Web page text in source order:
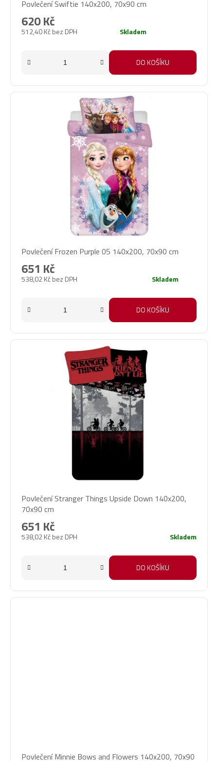
Povlečení Swiftie 140x200, 70x90 cm
512,40 Kč bez DPH
620 Kč
Skladem
DO KOŠÍKU
Povlečení Frozen Purple 05 140x200, 70x90 cm
538,02 Kč bez DPH
651 Kč
Skladem
DO KOŠÍKU
Povlečení Stranger Things Upside Down 140x200,
70x90 cm
538,02 Kč bez DPH
651 Kč
Skladem
DO KOŠÍKU
Povlečení Minnie Bows and Flowers 140x200, 70x90